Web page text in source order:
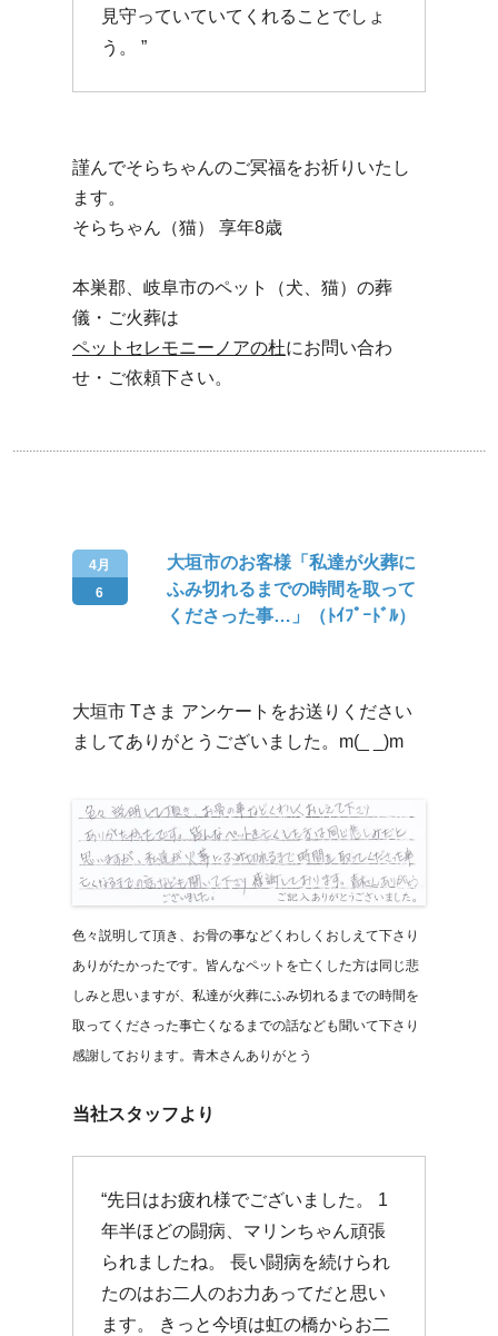
見守っていていてくれることでしょ
う。 ”
謹んでそらちゃんのご冥福をお祈りいたし
ます。
そらちゃん（猫） 享年8歳
本巣郡、岐阜市のペット（犬、猫）の葬
儀・ご火葬は
ペットセレモニーノアの杜にお問い合わ
せ・ご依頼下さい。
4月
6
大垣市のお客様「私達が火葬に
ふみ切れるまでの時間を取って
くださった事…」（ﾄｲﾌﾟｰﾄﾞﾙ）
大垣市 Tさま アンケートをお送りください
ましてありがとうございました。m(_ _)m
色々説明して頂き、お骨の事などくわしくおしえて下さり
ありがたかったです。皆んなペットを亡くした方は同じ悲
しみと思いますが、私達が火葬にふみ切れるまでの時間を
取ってくださった事亡くなるまでの話なども聞いて下さり
感謝しております。青木さんありがとう
当社スタッフより
“先日はお疲れ様でございました。 1
年半ほどの闘病、マリンちゃん頑張
られましたね。 長い闘病を続けられ
たのはお二人のお力あってだと思い
ます。 きっと今頃は虹の橋からお二